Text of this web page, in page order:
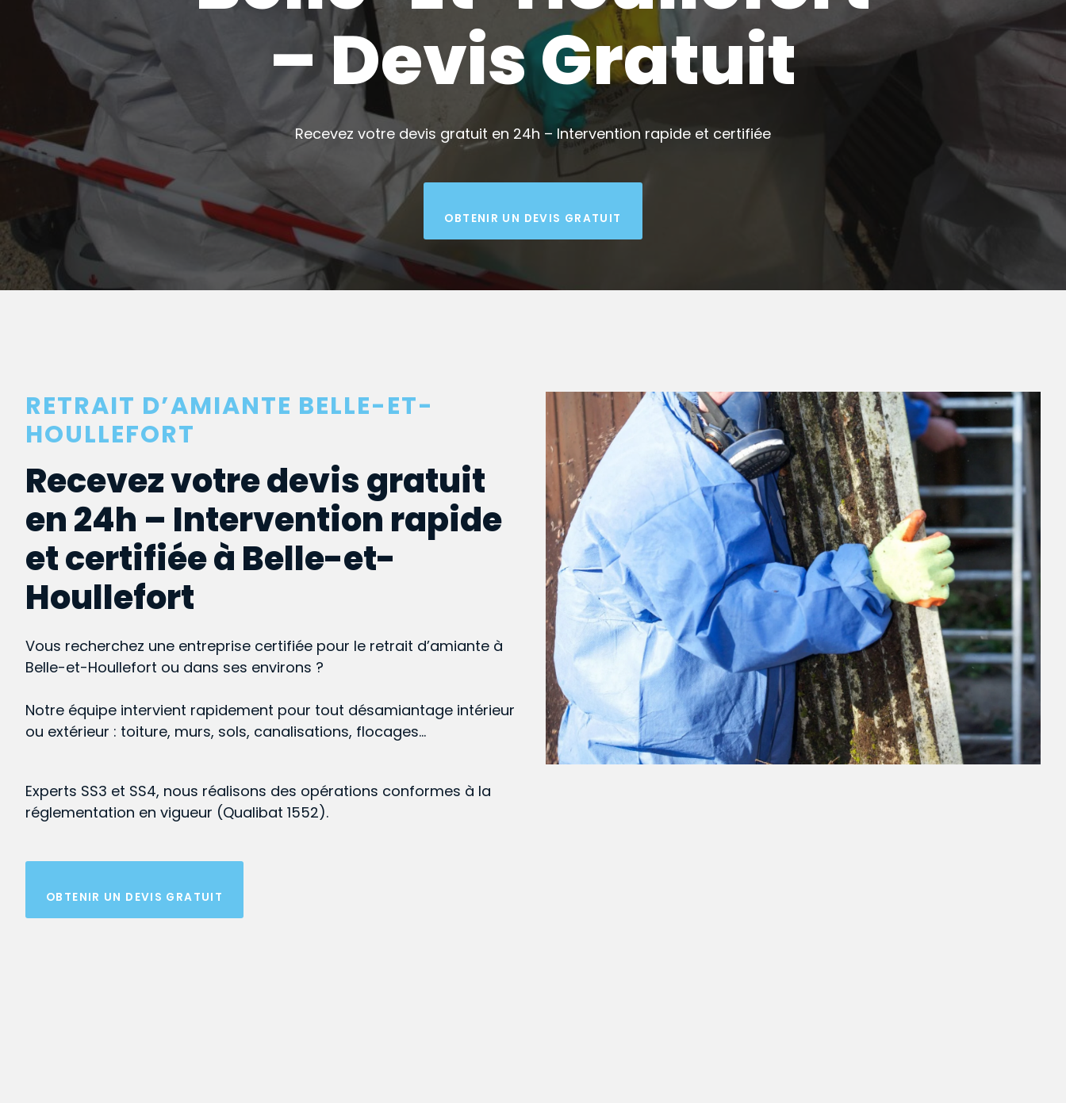
– Devis Gratuit
Recevez votre devis gratuit en 24h – Intervention rapide et certifiée
OBTENIR UN DEVIS GRATUIT
RETRAIT D’AMIANTE BELLE-ET-
HOULLEFORT
Recevez votre devis gratuit
en 24h – Intervention rapide
et certifiée à Belle-et-
Houllefort
Vous recherchez une entreprise certifiée pour le retrait d’amiante à
Belle-et-Houllefort ou dans ses environs ?
Notre équipe intervient rapidement pour tout désamiantage intérieur
ou extérieur : toiture, murs, sols, canalisations, flocages…
Experts SS3 et SS4, nous réalisons des opérations conformes à la
réglementation en vigueur (Qualibat 1552).
OBTENIR UN DEVIS GRATUIT